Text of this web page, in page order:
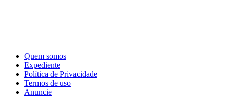
Quem somos
Expediente
Política de Privacidade
Termos de uso
Anuncie